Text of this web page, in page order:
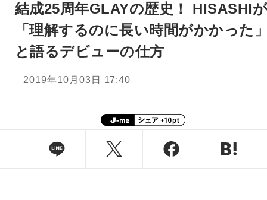
結成25周年GLAYの歴史！ HISASHI
「理解するのに長い時間がかかった
と語るデビューの仕方
2019年10月03日 17:40